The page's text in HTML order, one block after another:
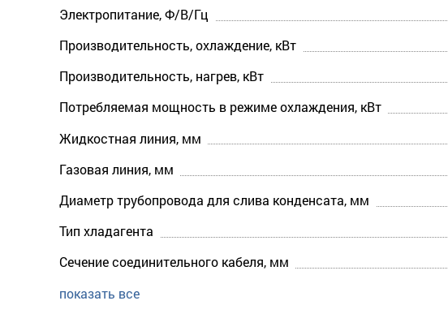
Электропитание, Ф/В/Гц
Производительность, охлаждение, кВт
Производительность, нагрев, кВт
Потребляемая мощность в режиме охлаждения, кВт
Жидкостная линия, мм
Газовая линия, мм
Диаметр трубопровода для слива конденсата, мм
Тип хладагента
Сечение соединительного кабеля, мм
показать все